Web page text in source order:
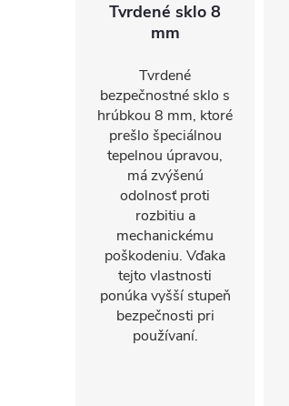
Tvrdené sklo 8
mm
Tvrdené
bezpečnostné sklo s
hrúbkou 8 mm, ktoré
prešlo špeciálnou
tepelnou úpravou,
má zvýšenú
odolnosť proti
rozbitiu a
mechanickému
poškodeniu. Vďaka
tejto vlastnosti
ponúka vyšší stupeň
bezpečnosti pri
používaní.